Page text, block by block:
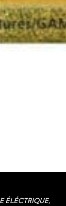
ÉLÉCTRIQUE,